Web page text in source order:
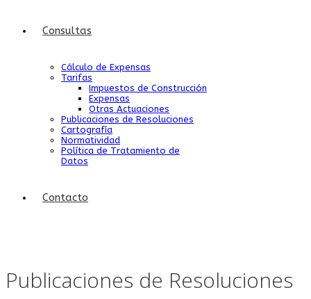
Consultas
Cálculo de Expensas
Tarifas
Impuestos de Construcción
Expensas
Otras Actuaciones
Publicaciones de Resoluciones
Cartografía
Normatividad
Política de Tratamiento de
Datos
Contacto
Publicaciones de Resoluciones